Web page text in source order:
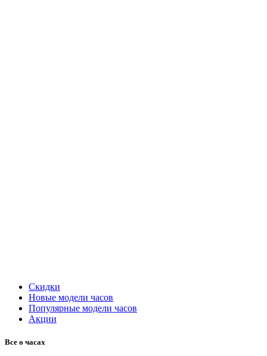
Скидки
Новые модели часов
Популярные модели часов
Акции
Все о часах